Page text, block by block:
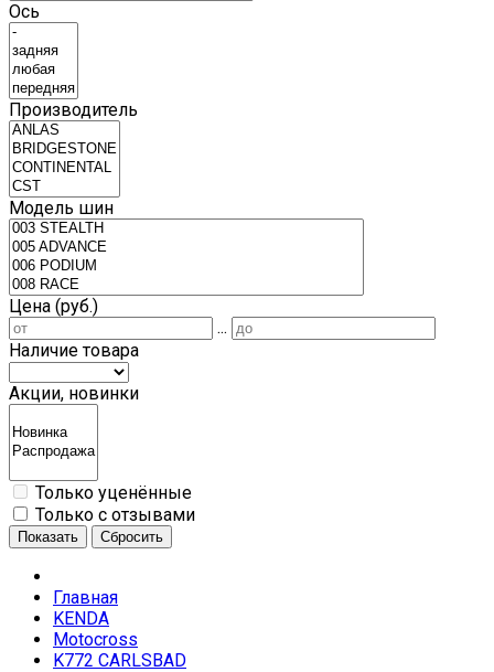
Ось
Производитель
Модель шин
Цена (руб.)
...
Наличие товара
Акции, новинки
Только уценённые
Только с отзывами
Показать Сбросить
Главная
KENDA
Motocross
K772 CARLSBAD